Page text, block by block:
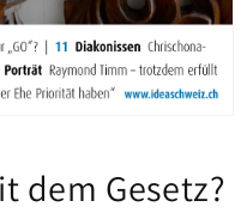
dem Gesetz?